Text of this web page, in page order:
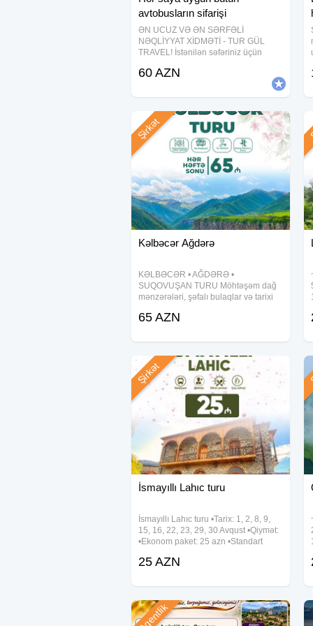
avtobusların sifarişi
ƏN UCUZ VƏ ƏN SƏRFƏLİ
NƏQLİYYAT XİDMƏTİ - TUR GÜL
TRAVEL! İstənilən səfəriniz üçün
xidmətini bizdən sifariş edin! Vito - 6-8
Mercedes ,
60 AZN
Kəlbəcər Ağdərə
KƏLBƏCƏR • AĞDƏRƏ •
SUQOVUŞAN TURU Möhtəşəm dağ
mənzərələri, şəfalı bulaqlar və tarixi
Tarix : 8, 9, 15, 16, 22, 23, 29, 30
AZN(səhər
Şirkət
65 AZN
İsmayıllı Lahıc turu
İsmayıllı Lahıc turu •Tarix: 1, 2, 8, 9,
15, 16, 22, 23, 29, 30 Avqust •Qiymət:
•Ekonom paket: 25 azn •Standart
•Nəqliyyat xidməti •Ekskursiyalar
Şirkət
25 AZN
Agentlik